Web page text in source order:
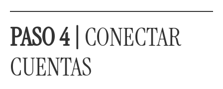
PASO 4 | CONECTAR
CUENTAS